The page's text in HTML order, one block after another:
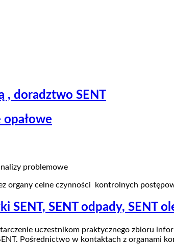
, doradztwo SENT
opałowe
problemowe
organy celne czynności kontrolnych
SENT, SENT odpady, SENT
uczestnikom praktycznego zbioru
Pośrednictwo w kontaktach z organami